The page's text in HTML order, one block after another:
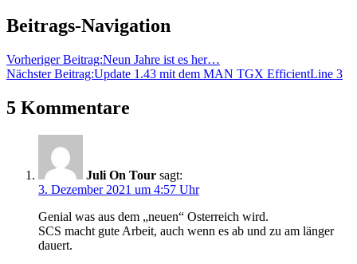
Beitrags-Navigation
Vorheriger Beitrag:Neun Jahre ist es her…
Nächster Beitrag:Update 1.43 mit dem MAN TGX EfficientLine 3
5 Kommentare
Juli On Tour sagt:
3. Dezember 2021 um 4:57 Uhr
Genial was aus dem „neuen“ Osterreich wird.
SCS macht gute Arbeit, auch wenn es ab und zu am länger
dauert.